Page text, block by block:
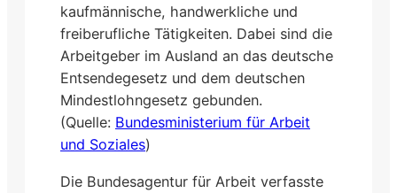
kaufmännische, handwerkliche und
freiberufliche Tätigkeiten. Dabei sind die
Arbeitgeber im Ausland an das deutsche
Entsendegesetz und dem deutschen
Mindestlohngesetz gebunden.
(Quelle: Bundesministerium für Arbeit
und Soziales)
Die Bundesagentur für Arbeit verfasste